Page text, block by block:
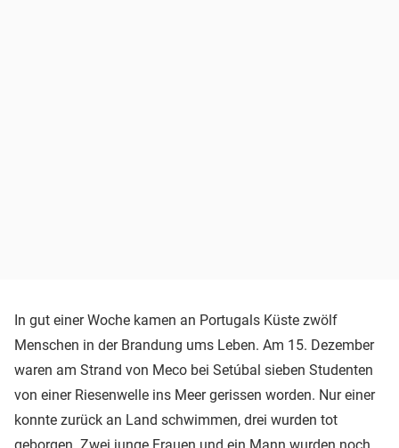
In gut einer Woche kamen an Portugals Küste zwölf
Menschen in der Brandung ums Leben. Am 15. Dezember
waren am Strand von Meco bei Setúbal sieben Studenten
von einer Riesenwelle ins Meer gerissen worden. Nur einer
konnte zurück an Land schwimmen, drei wurden tot